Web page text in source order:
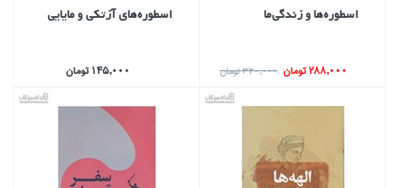
اسطوره‌ها و زندگي‌‌ما
288,000 تومان 320,000 تومان
اسطوره‌هاي آزتكي و مايايي
145,000 تومان